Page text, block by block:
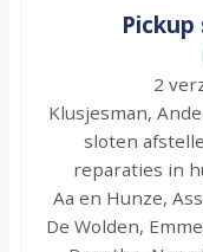
2
Klusjesman,
sloten
reparaties in
Aa en Hunze,
De Wolden,